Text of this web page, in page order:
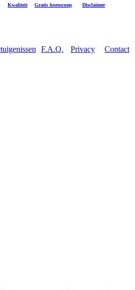
Kwaliteit Gratis horoscoop Disclaimer
F.A.Q. Privacy Contact